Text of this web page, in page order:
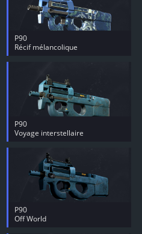
P90
Récif mélancolique
P90
Voyage interstellaire
P90
Off World